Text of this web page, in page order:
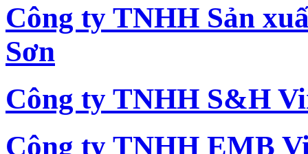
Công ty TNHH Sản
Sơn
Công ty TNHH S&H
Công ty TNHH EMB